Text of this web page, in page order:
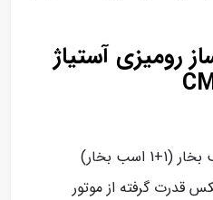
رومیزی آستیاژ
قدرت گرفته از موتور